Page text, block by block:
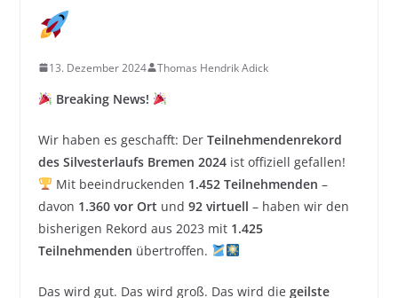
13. Dezember 2024 Thomas Hendrik Adick
Breaking News!
Wir haben es geschafft: Der Teilnehmendenrekord
des Silvesterlaufs Bremen 2024ist offiziell gefallen!
Mit beeindruckenden 1.452 Teilnehmenden –
davon 1.360 vor Ort und 92 virtuell – haben wir den
bisherigen Rekord aus 2023 mit 1.425
Teilnehmenden übertroffen.
Das wird gut. Das wird groß. Das wird die geilste